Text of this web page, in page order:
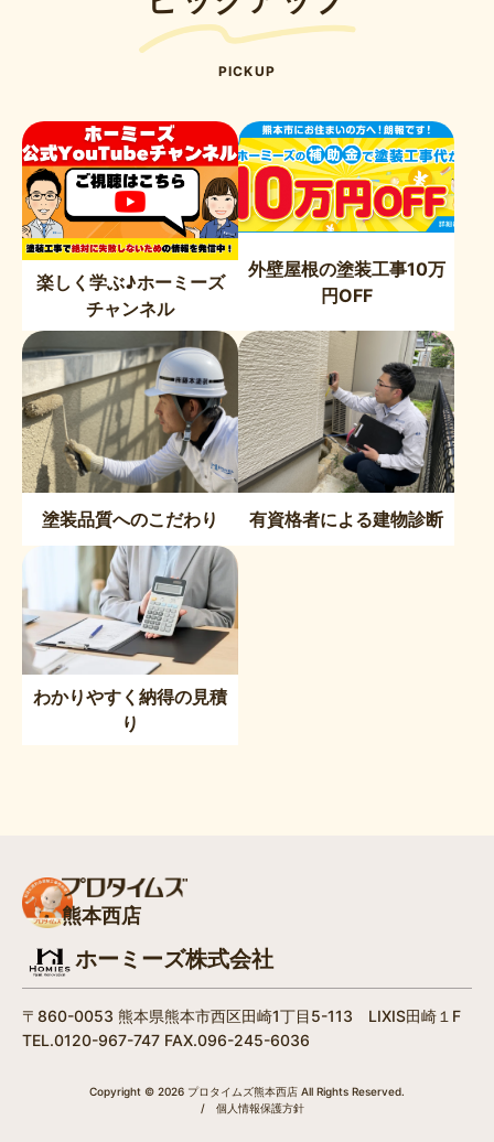
PICKUP
楽しく学ぶ♪ホーミーズ
チャンネル
外壁屋根の塗装工事10万
円OFF
塗装品質へのこだわり 有資格者による建物診断
わかりやすく納得の見積
り
熊本西店
ホーミーズ株式会社
〒860-0053 熊本県熊本市西区田崎1丁目5-113 LIXIS田崎１F
TEL.0120-967-747 FAX.096-245-6036
Copyright © 2026 プロタイムズ熊本西店 All Rights Reserved.
/
個人情報保護方針